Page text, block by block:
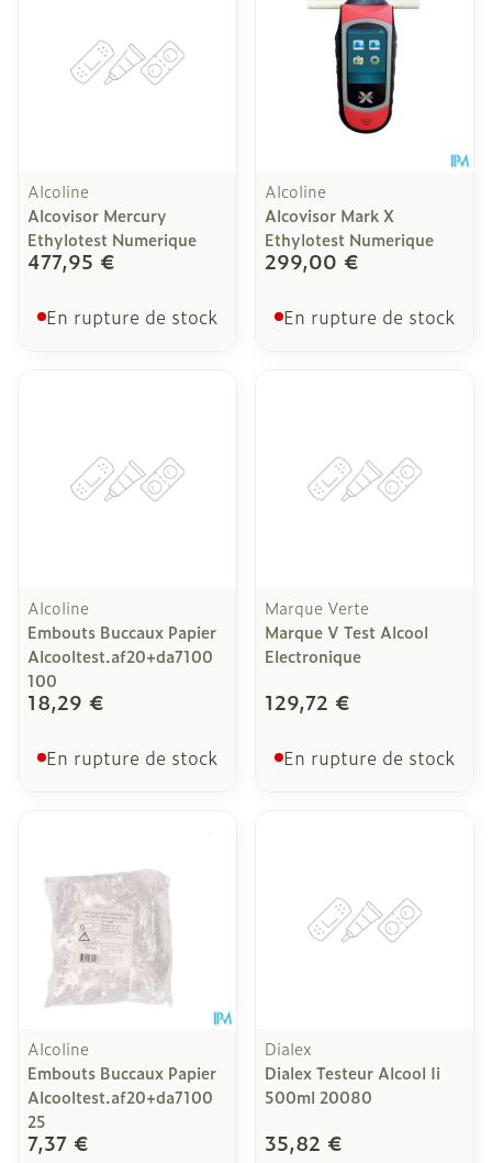
Alcoline
Alcovisor Mercury
Ethylotest Numerique
477,95 €
En rupture de stock
Alcoline
Alcovisor Mark X
Ethylotest Numerique
299,00 €
En rupture de stock
Alcoline
Embouts Buccaux Papier
Alcooltest.af20+da7100
100
18,29 €
En rupture de stock
Marque Verte
Marque V Test Alcool
Electronique
129,72 €
En rupture de stock
Alcoline
Embouts Buccaux Papier
Alcooltest.af20+da7100
25
7,37 €
Dialex
Dialex Testeur Alcool Ii
500ml 20080
35,82 €